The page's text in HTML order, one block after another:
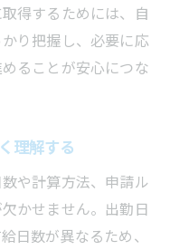
得するためには、自
り把握し、必要に応
ることが安心につな
理解する
や計算方法、申請ル
かせません。出勤日
日数が異なるため、